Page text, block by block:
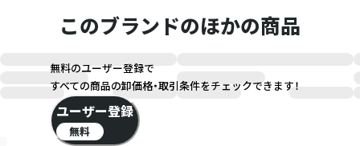
このブランドのほかの商品
無料のユーザー登録で
すべての商品の卸価格・取引条件をチェックできます！
ユーザー登録
無料